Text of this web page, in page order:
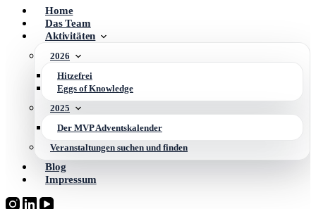
Home
Das Team
Aktivitäten
2026
Hitzefrei
Eggs of Knowledge
2025
Der MVP Adventskalender
Veranstaltungen suchen und finden
Blog
Impressum